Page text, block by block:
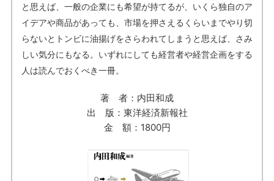
と思えば、一般の企業にも希望が持てるが、いくら独自のア
イデアや商品があっても、市場を押さえるくらいまでやり切
らないとトンビに油揚げをさらわれてしまうと思えば、さみ
しい気分にもなる。いずれにしても経営者や経営企画をする
人は読んでおくべき一冊。
著 者：内田和成
出 版：東洋経済新報社
金 額：1800円